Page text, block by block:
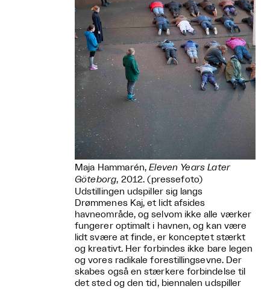
Maja Hammarén,Eleven Years Later
Göteborg, 2012. (pressefoto)
Udstillingen udspiller sig langs
Drømmenes Kaj, et lidt afsides
havneområde, og selvom ikke alle værker
fungerer optimalt i havnen, og kan være
lidt svære at finde, er konceptet stærkt
og kreativt. Her forbindes ikke bare legen
og vores radikale forestillingsevne. Der
skabes også en stærkere forbindelse til
det sted og den tid, biennalen udspiller